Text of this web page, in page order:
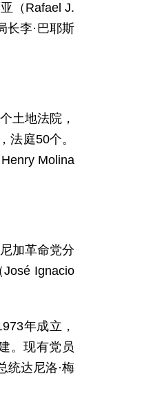
（Rafael J.
长李·巴耶斯
土地法院，
法庭50个。
Molina
加革命党分
José Ignacio
年成立，
。现有党员
统达尼洛·梅